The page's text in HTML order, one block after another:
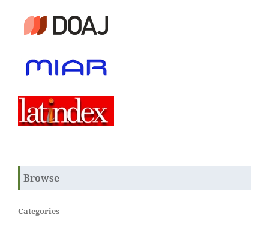
Browse
Categories